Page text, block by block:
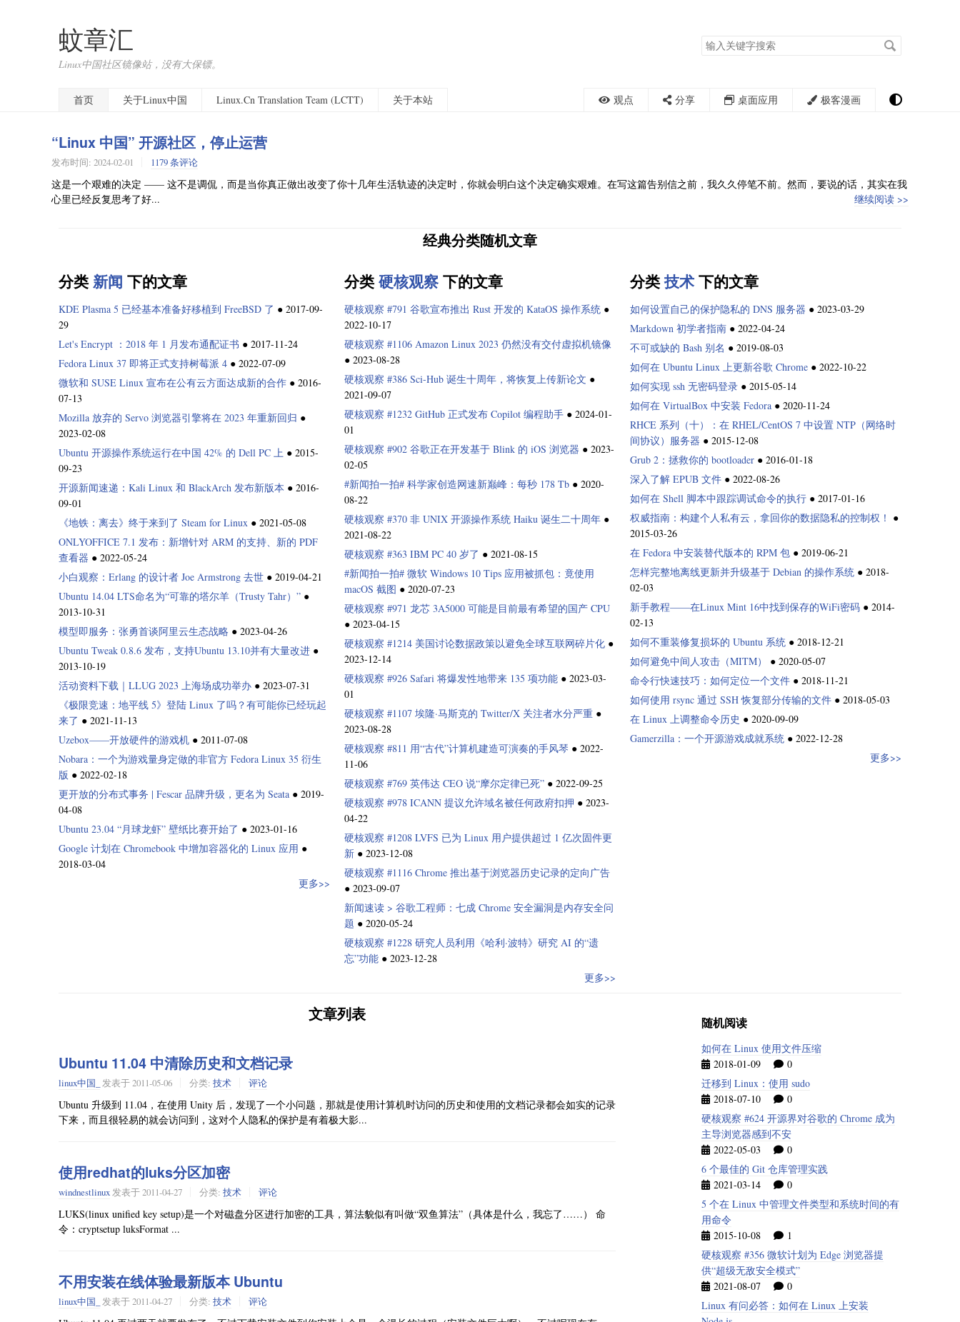
蚊章汇
Linux中国社区镜像站，没有大保镖。
搜
索
首页
关于Linux中国 Linux.Cn Translation Team (LCTT) 关于本站 观点 分享 桌面应用 极客漫画
“Linux 中国” 开源社区，停止运营
发布时间: 2024-02-01 1179 条评论
这是一个艰难的决定 —— 这不是调侃，而是当你真正做出改变了你十几年生活轨迹的决定时，你就会明白这个决定确实艰难。在写这篇告别信之前，我久久停笔不前。然而，要说的话，其实在我
心里已经反复思考了好...
继续阅读 >>
经典分类随机文章
分类 新闻 下的文章
KDE Plasma 5 已经基本准备好移植到 FreeBSD 了 ● 2017-09-
29
Let's Encrypt ：2018 年 1 月发布通配证书 ● 2017-11-24
Fedora Linux 37 即将正式支持树莓派 4 ● 2022-07-09
微软和 SUSE Linux 宣布在公有云方面达成新的合作 ● 2016-
07-13
Mozilla 放弃的 Servo 浏览器引擎将在 2023 年重新回归 ●
2023-02-08
Ubuntu 开源操作系统运行在中国 42% 的 Dell PC 上 ● 2015-
09-23
开源新闻速递：Kali Linux 和 BlackArch 发布新版本 ● 2016-
09-01
《地铁：离去》终于来到了 Steam for Linux ● 2021-05-08
ONLYOFFICE 7.1 发布：新增针对 ARM 的支持、新的 PDF
查看器 ● 2022-05-24
小白观察：Erlang 的设计者 Joe Armstrong 去世 ● 2019-04-21
Ubuntu 14.04 LTS命名为“可靠的塔尔羊（Trusty Tahr）” ●
2013-10-31
模型即服务：张勇首谈阿里云生态战略 ● 2023-04-26
Ubuntu Tweak 0.8.6 发布，支持Ubuntu 13.10并有大量改进 ●
2013-10-19
活动资料下载｜LLUG 2023 上海场成功举办 ● 2023-07-31
《极限竞速：地平线 5》登陆 Linux 了吗？有可能你已经玩起
来了 ● 2021-11-13
Uzebox——开放硬件的游戏机 ● 2011-07-08
Nobara：一个为游戏量身定做的非官方 Fedora Linux 35 衍生
版 ● 2022-02-18
更开放的分布式事务 | Fescar 品牌升级，更名为 Seata ● 2019-
04-08
Ubuntu 23.04 “月球龙虾” 壁纸比赛开始了 ● 2023-01-16
Google 计划在 Chromebook 中增加容器化的 Linux 应用 ●
2018-03-04
更多>>
分类 硬核观察下的文章
硬核观察 #791 谷歌宣布推出 Rust 开发的 KataOS 操作系统 ●
2022-10-17
硬核观察 #1106 Amazon Linux 2023 仍然没有交付虚拟机镜像
● 2023-08-28
硬核观察 #386 Sci-Hub 诞生十周年，将恢复上传新论文 ●
2021-09-07
硬核观察 #1232 GitHub 正式发布 Copilot 编程助手 ● 2024-01-
01
硬核观察 #902 谷歌正在开发基于 Blink 的 iOS 浏览器 ● 2023-
02-05
#新闻拍一拍# 科学家创造网速新巅峰：每秒 178 Tb ● 2020-
08-22
硬核观察 #370 非 UNIX 开源操作系统 Haiku 诞生二十周年 ●
2021-08-22
硬核观察 #363 IBM PC 40 岁了 ● 2021-08-15
#新闻拍一拍# 微软 Windows 10 Tips 应用被抓包：竟使用
macOS 截图 ● 2020-07-23
硬核观察 #971 龙芯 3A5000 可能是目前最有希望的国产 CPU
● 2023-04-15
硬核观察 #1214 美国讨论数据政策以避免全球互联网碎片化 ●
2023-12-14
硬核观察 #926 Safari 将爆发性地带来 135 项功能 ● 2023-03-
01
硬核观察 #1107 埃隆·马斯克的 Twitter/X 关注者水分严重 ●
2023-08-28
硬核观察 #811 用“古代”计算机建造可演奏的手风琴 ● 2022-
11-06
硬核观察 #769 英伟达 CEO 说“摩尔定律已死” ● 2022-09-25
硬核观察 #978 ICANN 提议允许域名被任何政府扣押 ● 2023-
04-22
硬核观察 #1208 LVFS 已为 Linux 用户提供超过 1 亿次固件更
新 ● 2023-12-08
硬核观察 #1116 Chrome 推出基于浏览器历史记录的定向广告
● 2023-09-07
新闻速读 > 谷歌工程师：七成 Chrome 安全漏洞是内存安全问
题 ● 2020-05-24
硬核观察 #1228 研究人员利用《哈利·波特》研究 AI 的“遗
忘”功能 ● 2023-12-28
更多>>
分类技术下的文章
如何设置自己的保护隐私的 DNS 服务器 ● 2023-03-29
Markdown 初学者指南 ● 2022-04-24
不可或缺的 Bash 别名 ● 2019-08-03
如何在 Ubuntu Linux 上更新谷歌 Chrome ● 2022-10-22
如何实现 ssh 无密码登录 ● 2015-05-14
如何在 VirtualBox 中安装 Fedora ● 2020-11-24
RHCE 系列（十）：在 RHEL/CentOS 7 中设置 NTP（网络时
间协议）服务器 ● 2015-12-08
Grub 2：拯救你的 bootloader ● 2016-01-18
深入了解 EPUB 文件 ● 2022-08-26
如何在 Shell 脚本中跟踪调试命令的执行 ● 2017-01-16
权威指南：构建个人私有云，拿回你的数据隐私的控制权！ ●
2015-03-26
在 Fedora 中安装替代版本的 RPM 包 ● 2019-06-21
怎样完整地离线更新并升级基于 Debian 的操作系统 ● 2018-
02-03
新手教程——在Linux Mint 16中找到保存的WiFi密码 ● 2014-
02-13
如何不重装修复损坏的 Ubuntu 系统 ● 2018-12-21
如何避免中间人攻击（MITM）
● 2020-05-07
命令行快速技巧：如何定位一个文件 ● 2018-11-21
如何使用 rsync 通过 SSH 恢复部分传输的文件 ● 2018-05-03
在 Linux 上调整命令历史 ● 2020-09-09
Gamerzilla：一个开源游戏成就系统 ● 2022-12-28
更多>>
文章列表
Ubuntu 11.04 中清除历史和文档记录
linux中国_ 发表于2011-05-06 分类: 技术 评论
Ubuntu 升级到 11.04，在使用 Unity 后，发现了一个小问题，那就是使用计算机时访问的历史和使用的文档记录都会如实的记录
下来，而且很轻易的就会访问到，这对个人隐私的保护是有着极大影...
使用redhat的luks分区加密
windnestlinux发表于2011-04-27 分类: 技术 评论
LUKS(linux unified key setup)是一个对磁盘分区进行加密的工具，算法貌似有叫做“双鱼算法”（具体是什么，我忘了……） 命
令：cryptsetup luksFormat ...
不用安装在线体验最新版本 Ubuntu
linux中国_ 发表于2011-04-27 分类: 技术 评论
随机阅读
如何在 Linux 使用文件压缩
2018-01-09
0
迁移到 Linux：使用 sudo
2018-07-10
0
硬核观察 #624 开源界对谷歌的 Chrome 成为
主导浏览器感到不安
2022-05-03
0
6 个最佳的 Git 仓库管理实践
2021-03-14
0
5 个在 Linux 中管理文件类型和系统时间的有
用命令
2015-10-08
1
硬核观察 #356 微软计划为 Edge 浏览器提
供“超级无敌安全模式”
2021-08-07
0
Linux 有问必答：如何在 Linux 上安装